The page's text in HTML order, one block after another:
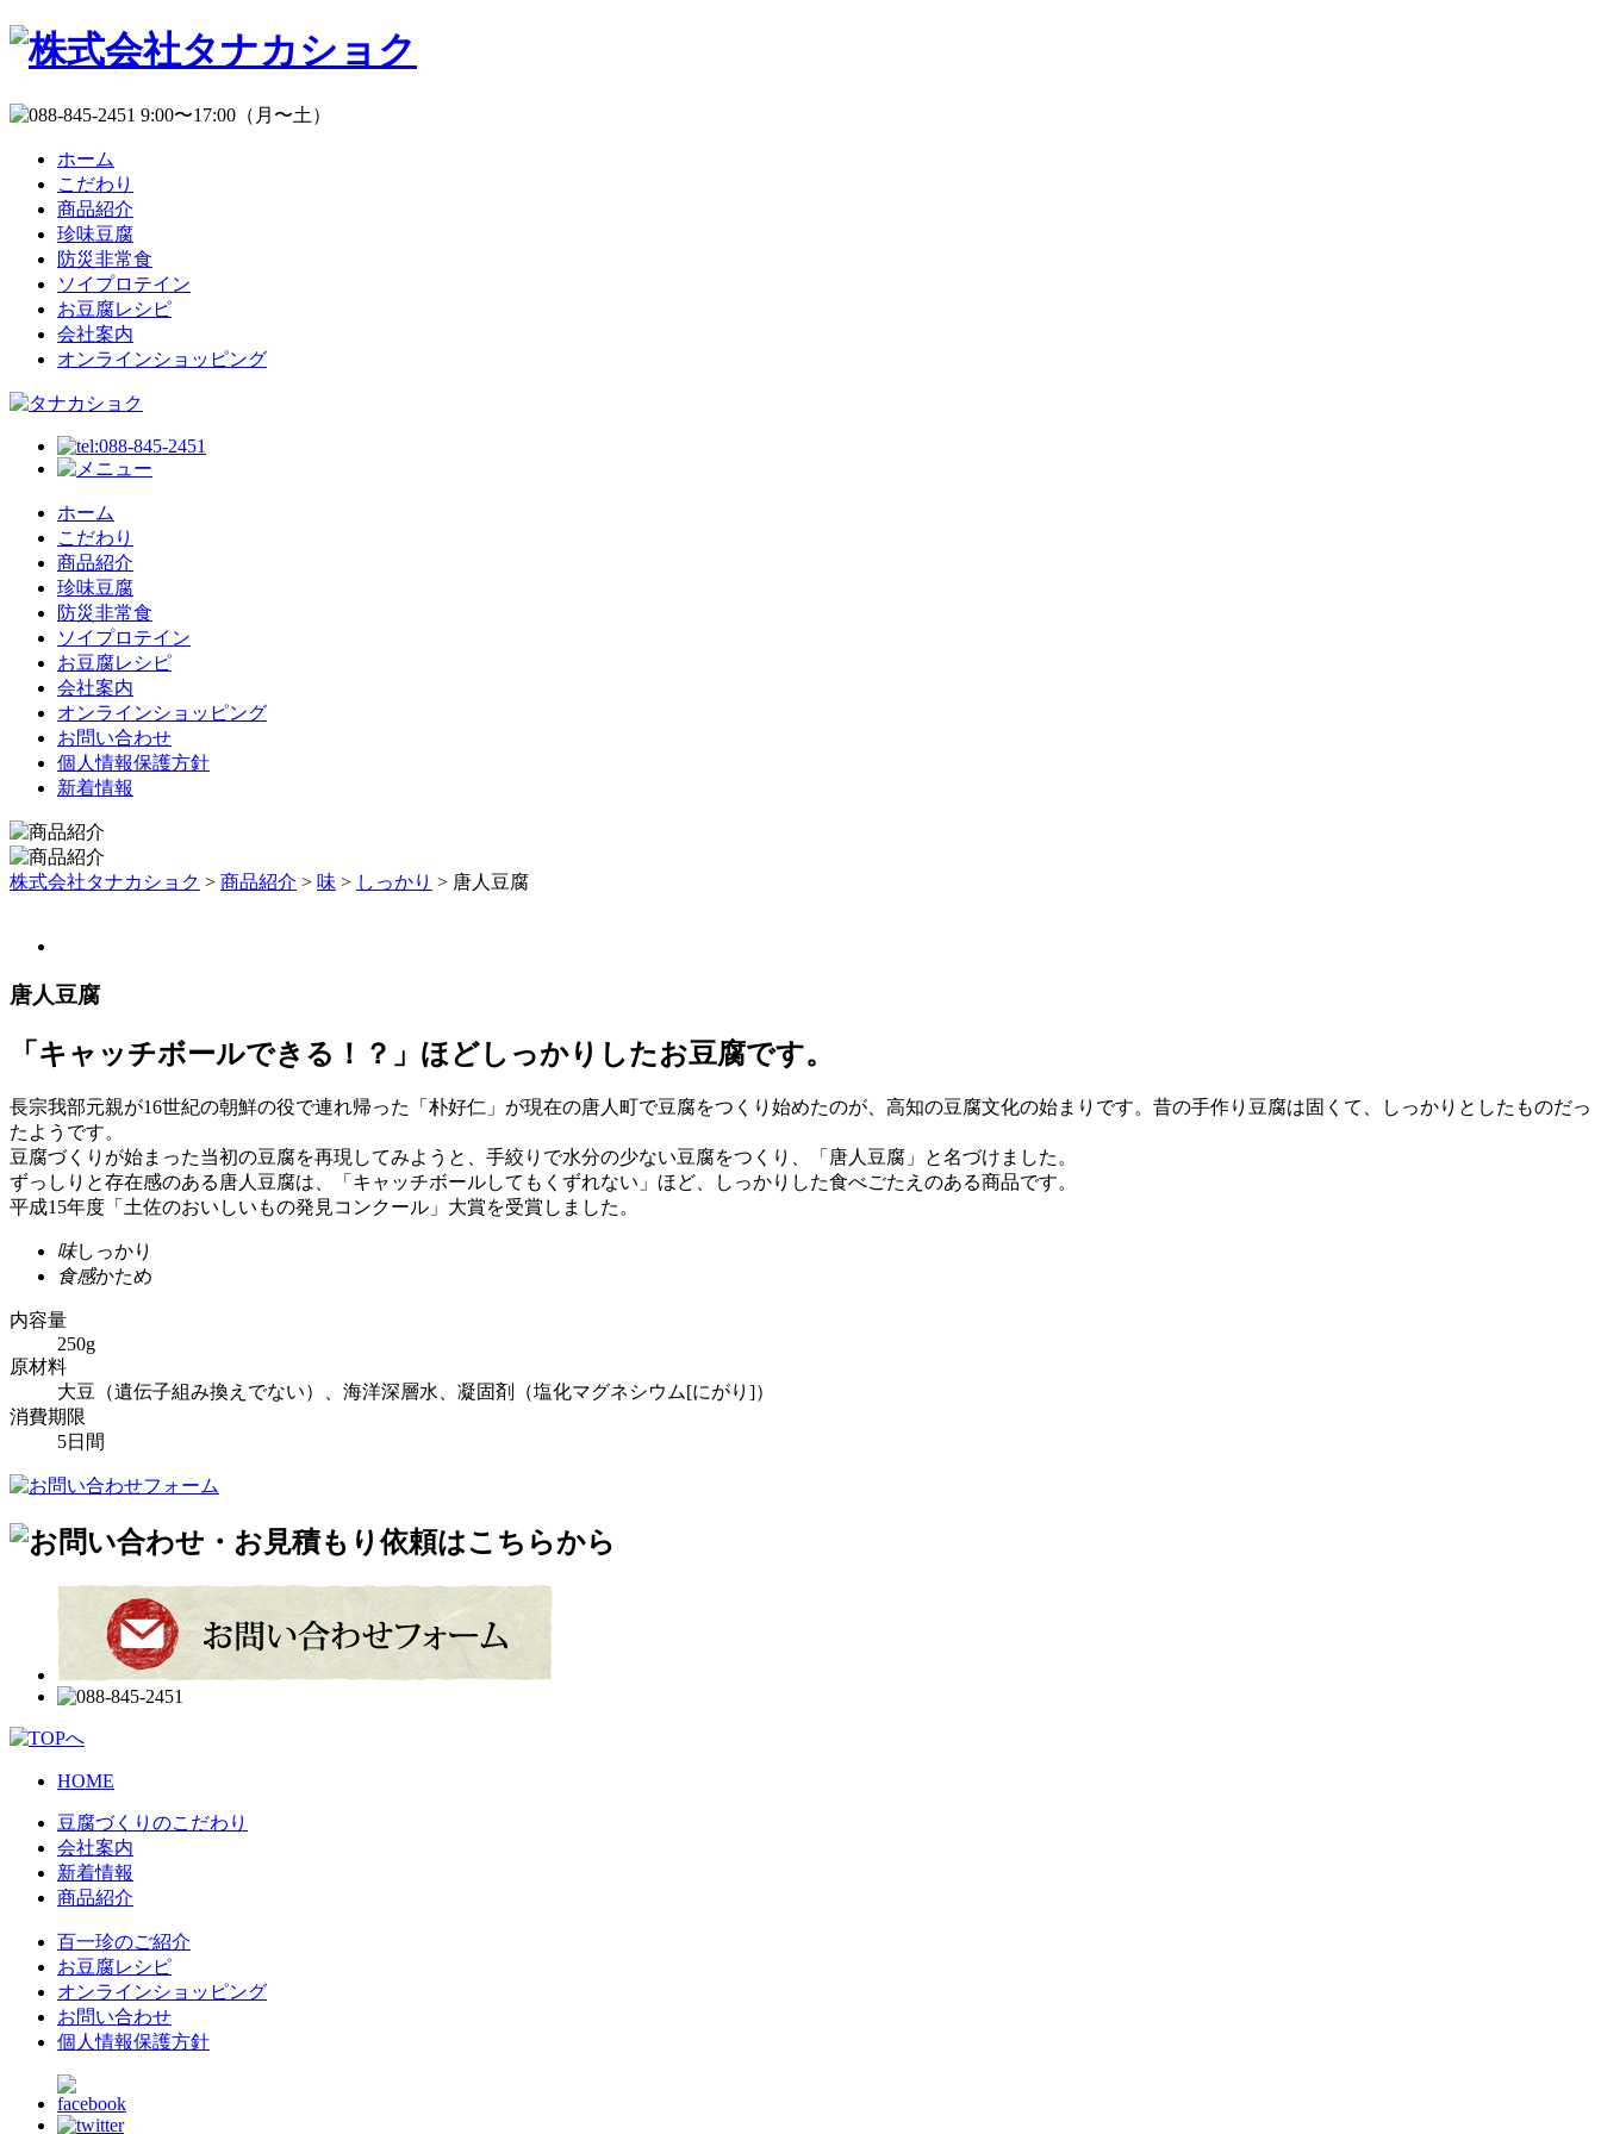
ホーム
こだわり
商品紹介
珍味豆腐
防災非常食
ソイプロテイン
お豆腐レシピ
会社案内
オンラインショッピング
ホーム
こだわり
商品紹介
珍味豆腐
防災非常食
ソイプロテイン
お豆腐レシピ
会社案内
オンラインショッピング
お問い合わせ
個人情報保護方針
新着情報
株式会社タナカショク > 商品紹介 > 味 > しっかり > 唐人豆腐
唐人豆腐
「キャッチボールできる！？」ほどしっかりしたお豆腐です。
長宗我部元親が16世紀の朝鮮の役で連れ帰った「朴好仁」が現在の唐人町で豆腐をつくり始めたのが、高知の豆腐文化の始まりです。昔の手作り豆腐は固くて、しっかりとしたものだっ
たようです。
豆腐づくりが始まった当初の豆腐を再現してみようと、手絞りで水分の少ない豆腐をつくり、「唐人豆腐」と名づけました。
ずっしりと存在感のある唐人豆腐は、「キャッチボールしてもくずれない」ほど、しっかりした食べごたえのある商品です。
平成15年度「土佐のおいしいもの発見コンクール」大賞を受賞しました。
味しっかり
食感かため
内容量
250g
原材料
大豆（遺伝子組み換えでない）、海洋深層水、凝固剤（塩化マグネシウム[にがり]）
消費期限
5日間
HOME
豆腐づくりのこだわり
会社案内
新着情報
商品紹介
百一珍のご紹介
お豆腐レシピ
オンラインショッピング
お問い合わせ
個人情報保護方針